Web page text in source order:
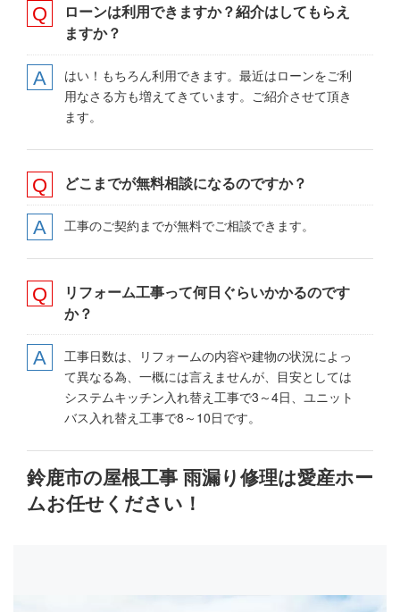
ローンは利用できますか？紹介はしてもらえ
ますか？
はい！もちろん利用できます。最近はローンをご利
用なさる方も増えてきています。ご紹介させて頂き
ます。
どこまでが無料相談になるのですか？
工事のご契約までが無料でご相談できます。
リフォーム工事って何日ぐらいかかるのです
か？
工事日数は、リフォームの内容や建物の状況によっ
て異なる為、一概には言えませんが、目安としては
システムキッチン入れ替え工事で3～4日、ユニット
バス入れ替え工事で8～10日です。
鈴鹿市の屋根工事 雨漏り修理は愛産ホー
ムお任せください！